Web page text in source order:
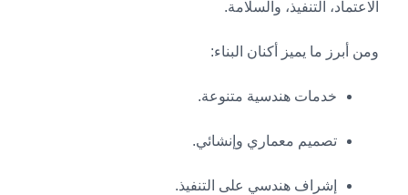
الاعتماد، التنفيذ، والسلامة.
ومن أبرز ما يميز أكنان البناء:
خدمات هندسية متنوعة.
تصميم معماري وإنشائي.
إشراف هندسي على التنفيذ.